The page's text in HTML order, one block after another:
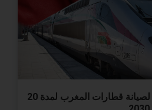
شركة كورية تفوز بعقد لصيانة قطارات المغرب لمدة 20